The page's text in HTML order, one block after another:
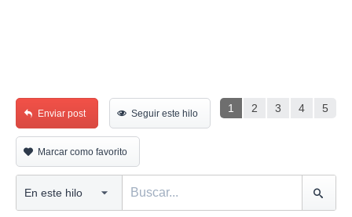
1 2 3 4 5
Enviar post Seguir este hilo
Marcar como favorito